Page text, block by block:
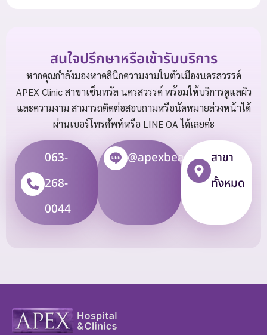
สนใจปรึกษาหรือเข้ารับบริการ
หากคุณกำลังมองหาคลินิกความงามในตัวเมืองนครสวรรค์
APEX Clinic สาขาเซ็นทรัล นครสวรรค์ พร้อมให้บริการดูแลผิว
และความงาม สามารถติดต่อสอบถามหรือนัดหมายล่วงหน้าได้
ผ่านเบอร์โทรศัพท์หรือ LINE OA ได้เลยค่ะ
063-
268-
0044
@apexbeauty สาขา
ทั้งหมด